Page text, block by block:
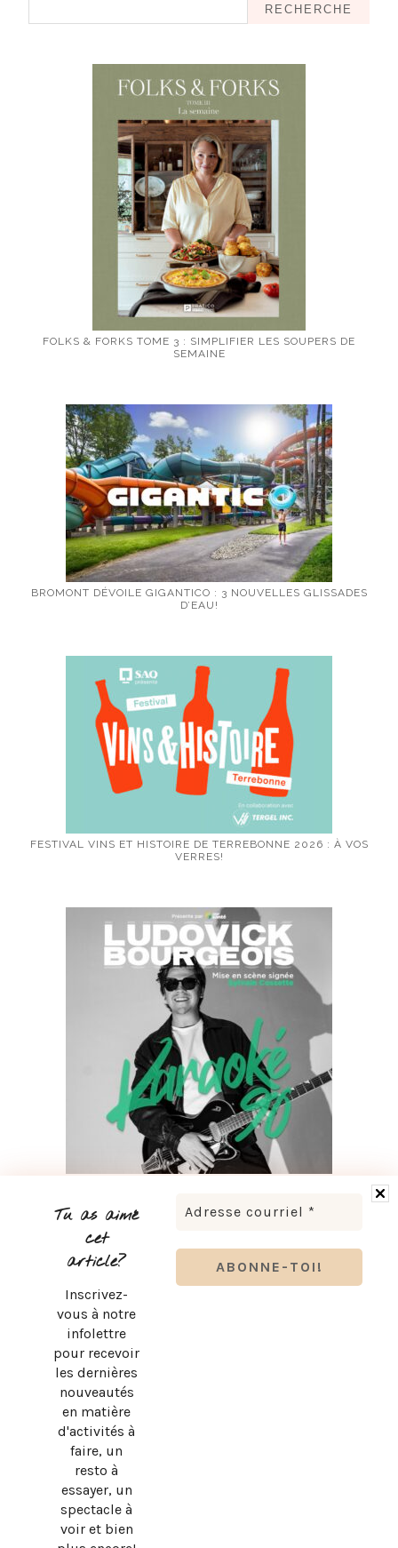
Tu as aimé
cet
article?
Inscrivez-
vous à notre
infolettre
pour recevoir
les dernières
nouveautés
en matière
d'activités à
faire, un
resto à
essayer, un
spectacle à
voir et bien
RECHERCHE
FOLKS & FORKS TOME 3 : SIMPLIFIER LES SOUPERS DE
SEMAINE
BROMONT DÉVOILE GIGANTICO : 3 NOUVELLES GLISSADES
D’EAU!
FESTIVAL VINS ET HISTOIRE DE TERREBONNE 2026 : À VOS
VERRES!
BRUNO PELLETIER 3 ET MOI : UN SPECTACLE À VOIR AU